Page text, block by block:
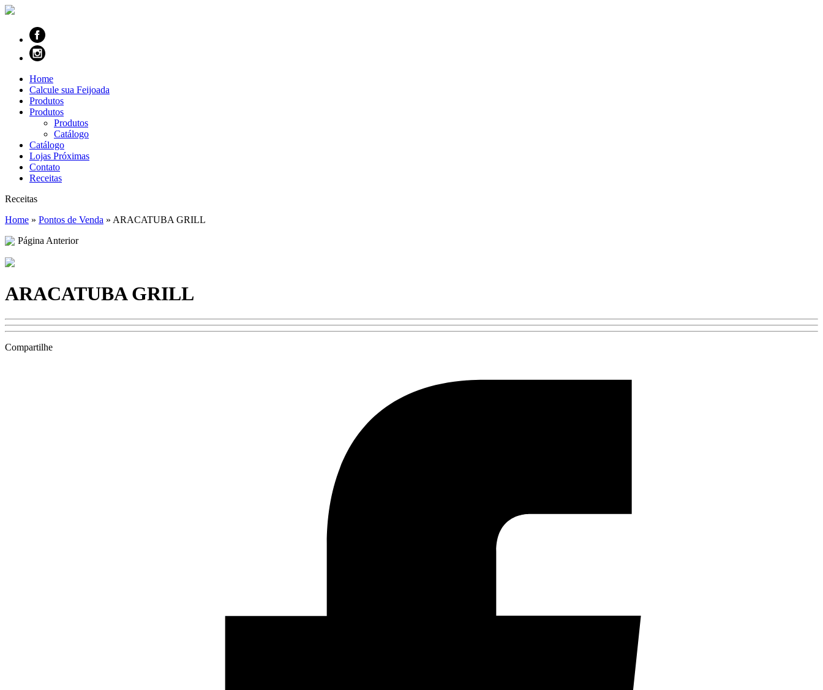
Home
Calcule sua Feijoada
Produtos
Produtos
Produtos
Catálogo
Catálogo
Lojas Próximas
Contato
Receitas
Receitas
Home » Pontos de Venda » ARACATUBA GRILL
Página Anterior
ARACATUBA GRILL
Compartilhe